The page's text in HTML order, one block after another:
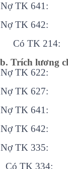
Nợ TK 641:
Nợ TK 642:
Có TK 214:
b. Trích lương
Nợ TK 622:
Nợ TK
Nợ TK
Nợ TK
Nợ TK
Có TK